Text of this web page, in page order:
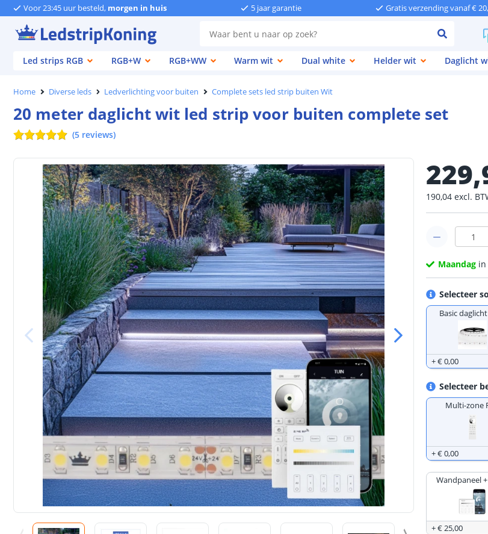
Voor 23:45 uur besteld, morgen in huis 5 jaar garantie Gratis verzending vanaf €
Led strips RGB
RGB+W RGB+WW Warm wit Dual white Helder wit Daglicht
Home Diverse leds Ledverlichting voor buiten Complete sets led strip buiten Wit
20 meter daglicht wit led strip voor buiten complete set
(5 reviews)
229,
190,04 excl.
Maandag in
Selecteer
Basic
+€ 0,00
Selecteer
Multi-zone
+€ 0,00
Wandpaneel
+€ 25,00